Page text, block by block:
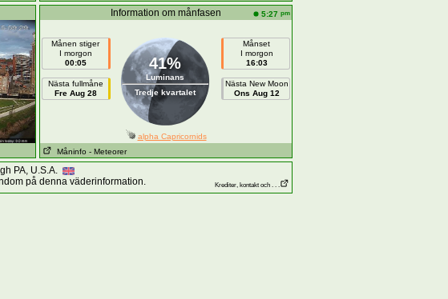
Information om månfasen 5:27 pm
Månen stiger
I morgon
00:05
Nästa fullmåne
Fre Aug 28
41%
Luminans
Tredje kvartalet
Månset
I morgon
16:03
Nästa New Moon
Ons Aug 12
alpha Capricornids
Måninfo - Meteorer
PA, U.S.A.
på denna väderinformation.
Krediter, kontakt och . . .